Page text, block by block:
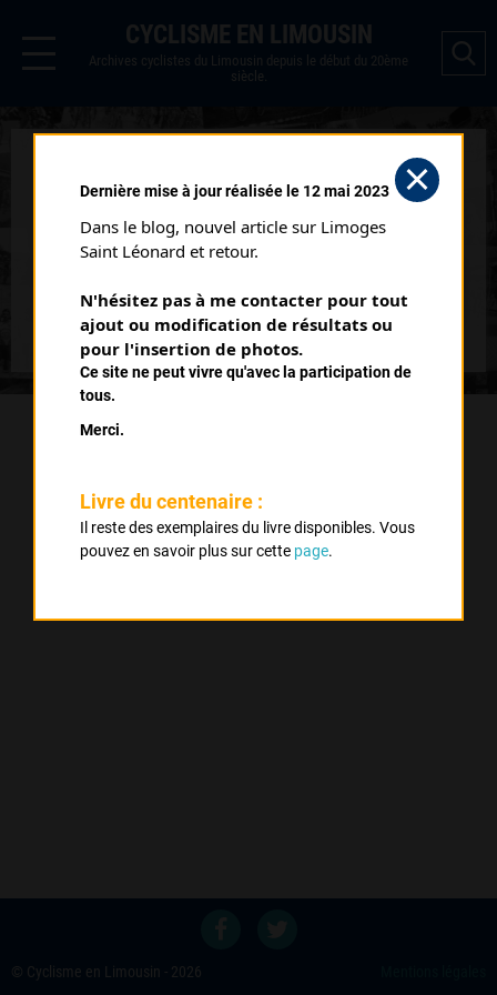
CYCLISME EN LIMOUSIN
Archives cyclistes du Limousin depuis le début du 20ème
siècle.
Courses ayant eu lieu:
5
Dernière mise à jour réalisée le 12 mai 2023
Dans le blog, nouvel article sur Limoges
Saint Léonard et retour.
N'hésitez pas à me contacter pour tout
ajout ou modification de résultats ou
pour l'insertion de photos.
Ce site ne peut vivre qu'avec la participation de
tous.
Merci.
Livre du centenaire :
Il reste des exemplaires du livre disponibles. Vous
pouvez en savoir plus sur cette page.
© Cyclisme en Limousin - 2026